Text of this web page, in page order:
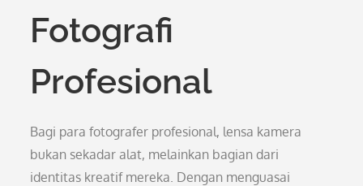
Fotografi
Profesional
Bagi para fotografer profesional, lensa kamera
bukan sekadar alat, melainkan bagian dari
identitas kreatif mereka. Dengan menguasai